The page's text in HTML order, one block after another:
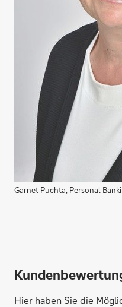
Garnet Puchta, Personal
Hier haben Sie die